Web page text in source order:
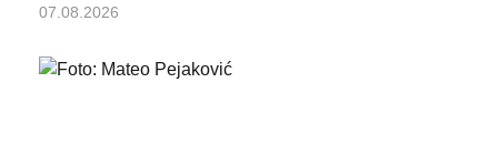
07.08.2026